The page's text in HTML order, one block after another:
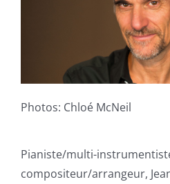
Photos: Chloé McNeil
Pianiste/multi-
compositeur/arrangeur,